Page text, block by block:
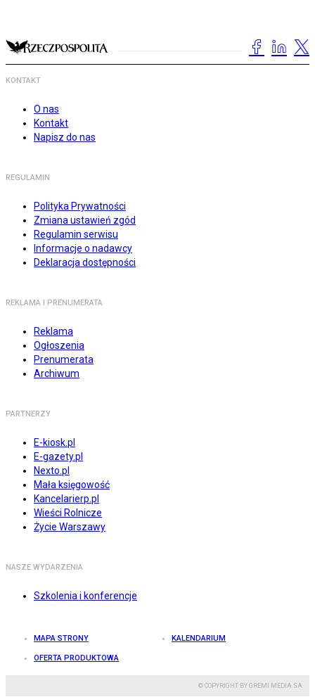
KONTAKT
O nas
Kontakt
Napisz do nas
REGULAMIN
Polityka Prywatności
Zmiana ustawień zgód
Regulamin serwisu
Informacje o nadawcy
Deklaracja dostępności
REKLAMA I PRENUMERATA
Reklama
Ogłoszenia
Prenumerata
Archiwum
PARTNERZY
E-kiosk.pl
E-gazety.pl
Nexto.pl
Mała księgowość
Kancelarierp.pl
Wieści Rolnicze
Życie Warszawy
NASZE WYDARZENIA
Szkolenia i konferencje
MAPA STRONY KALENDARIUM
OFERTA PRODUKTOWA
© COPYRIGHT BY GREMI MEDIA SA